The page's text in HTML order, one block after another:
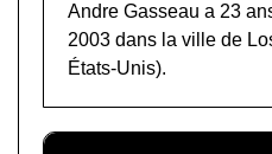
Andre Gasseau a 23
2003 dans la ville de
États-Unis).